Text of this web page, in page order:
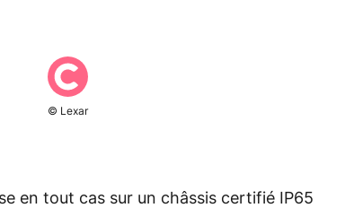
© Lexar
en tout cas sur un châssis certifié IP65